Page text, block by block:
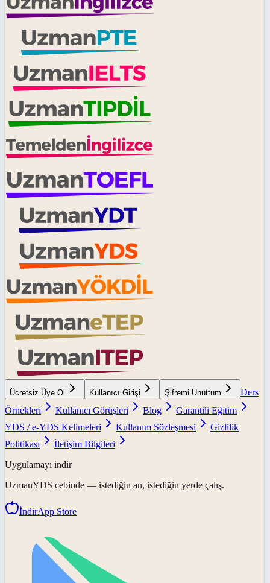
Ücretsiz Üye Ol Kullanıcı Girişi Şifremi Unuttum
Ders
Örnekleri
Kullanıcı Görüşleri Blog
Garantili Eğitim
YDS / e-YDS Kelimeleri
Kullanım Sözleşmesi
Gizlilik
Politikası
İletişim Bilgileri
Uygulamayı indir
UzmanYDS cebinde — istediğin an, istediğin yerde çalış.
İndirApp Store